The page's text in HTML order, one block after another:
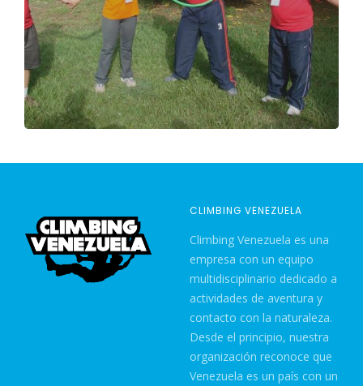
CLIMBING VENEZUELA
Climbing Venezuela es una
empresa con un equipo
multidisciplinario dedicado a
actividades de aventura y
contacto con la naturaleza.
Desde el principio, nuestra
organización reconoce que
Venezuela es un país con un